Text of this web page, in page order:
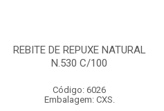
REBITE DE REPUXE NATURAL
N.530 C/100
Código: 6026
Embalagem: CXS.